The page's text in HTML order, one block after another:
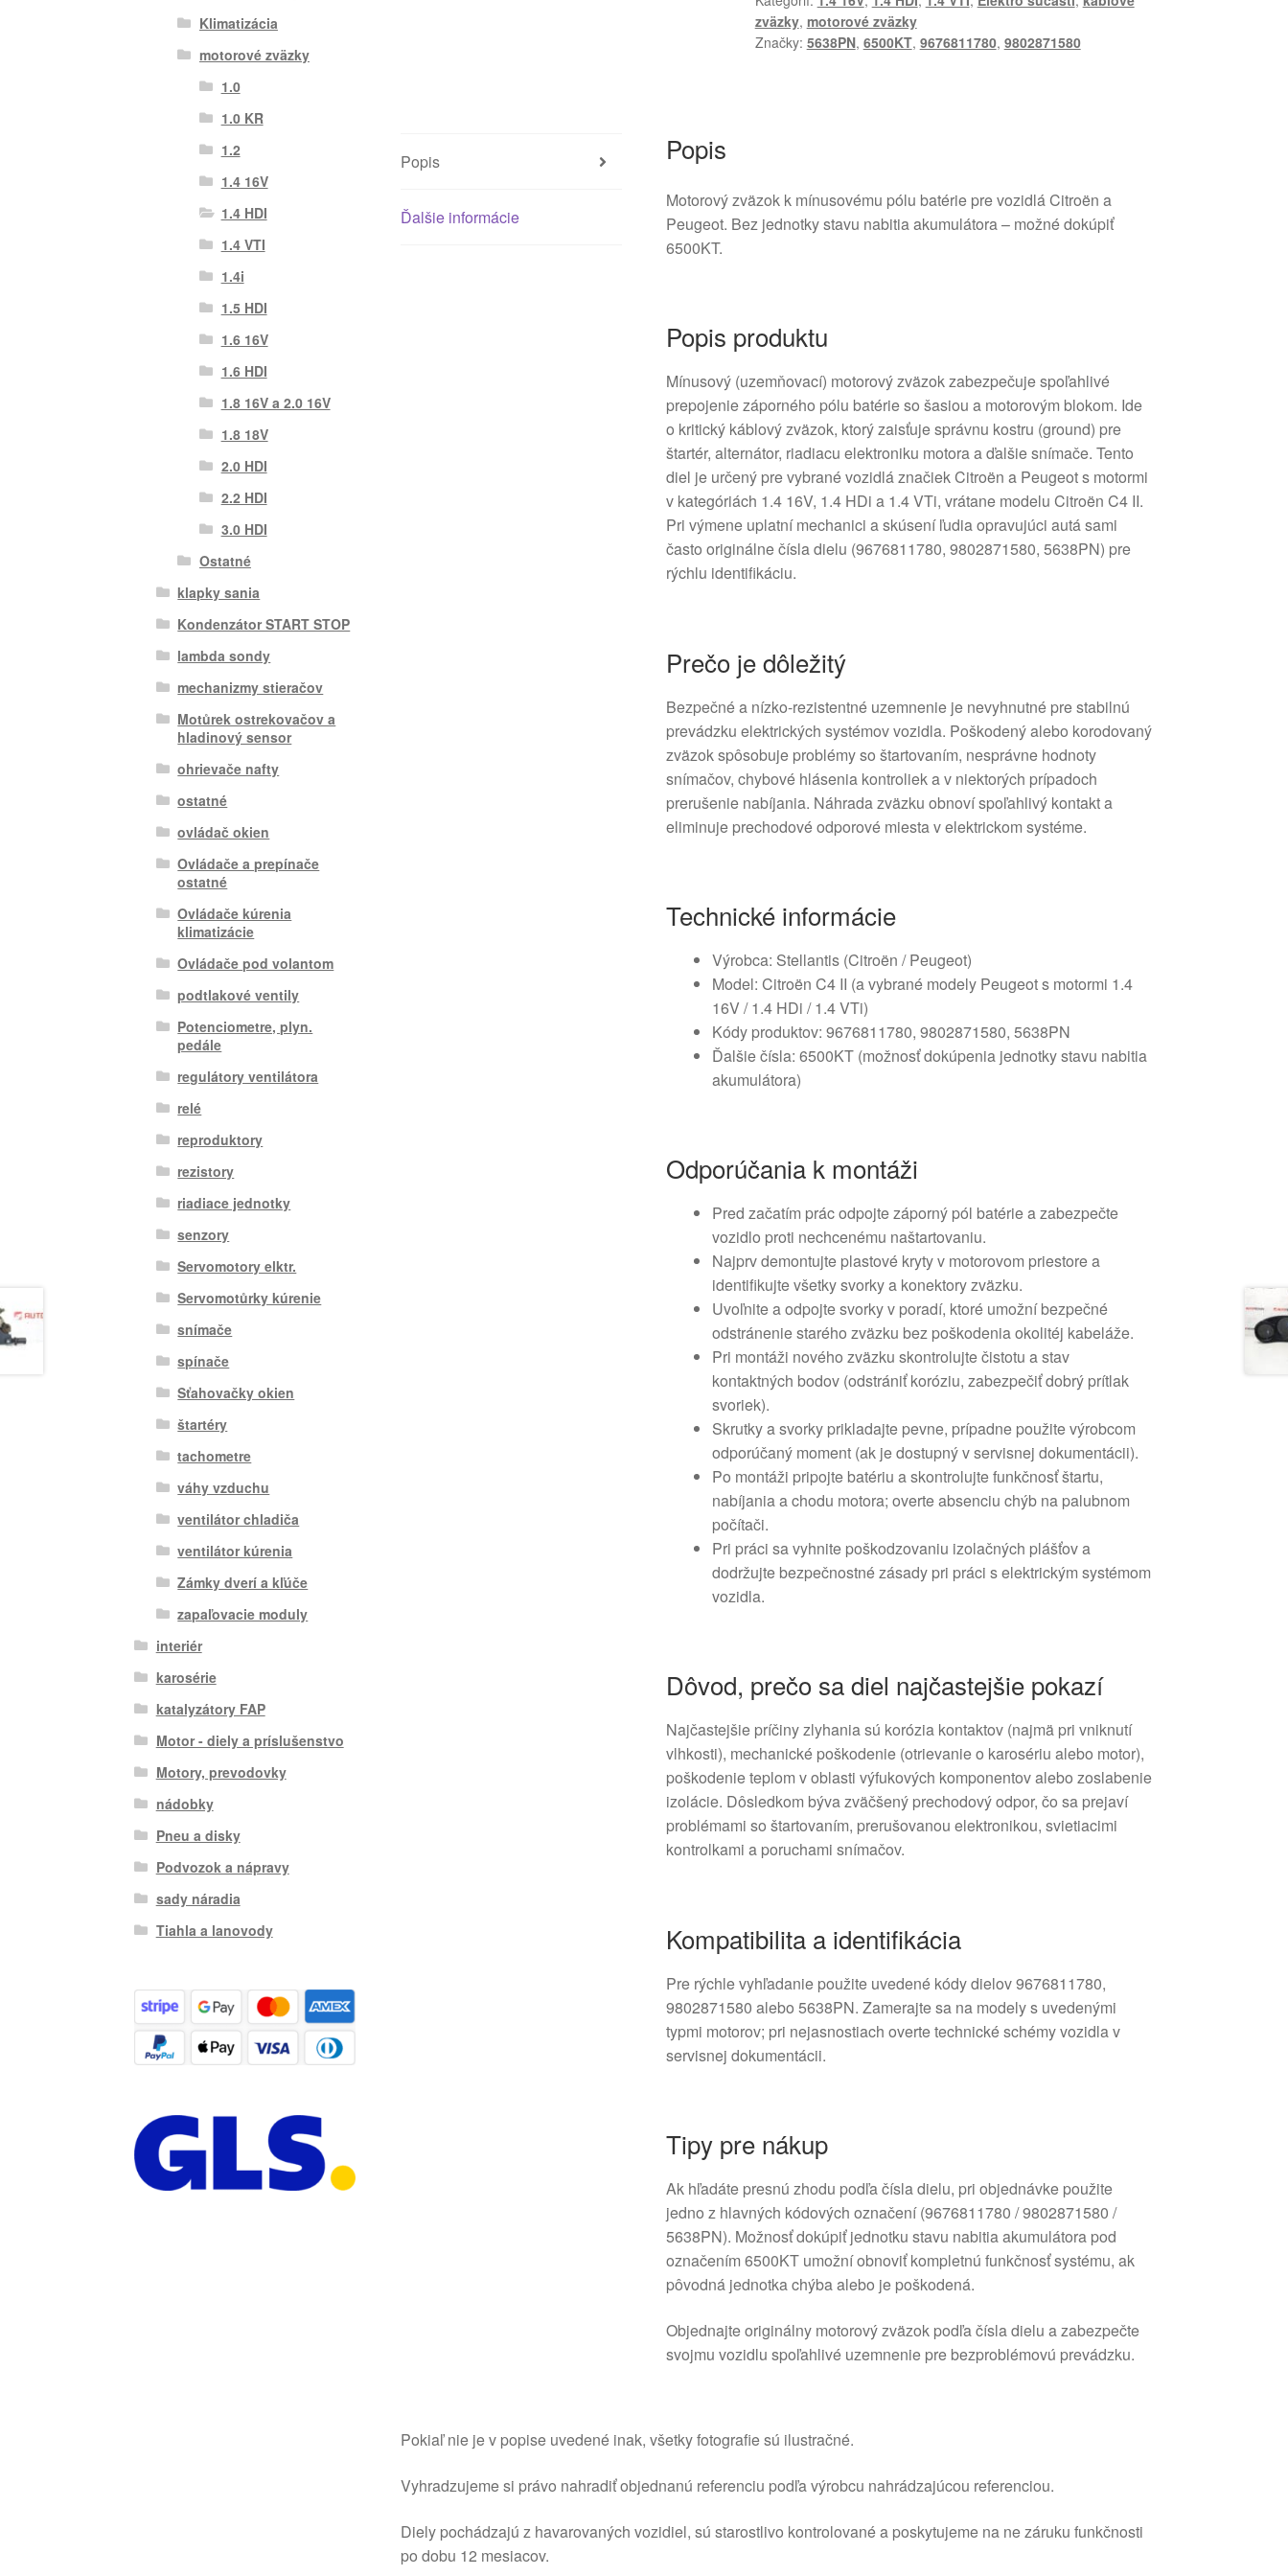
9802871580
5638PN
zväzky, motorové zväzky
Značky: 5638PN, 6500KT, 9676811780, 9802871580
Popis
Ďalšie informácie
Popis
Motorový zväzok k mínusovému pólu batérie pre vozidlá Citroën a
Peugeot. Bez jednotky stavu nabitia akumulátora – možné dokúpiť
6500KT.
Popis produktu
Mínusový (uzemňovací) motorový zväzok zabezpečuje spoľahlivé
prepojenie záporného pólu batérie so šasiou a motorovým blokom. Ide
o kritický káblový zväzok, ktorý zaisťuje správnu kostru (ground) pre
štartér, alternátor, riadiacu elektroniku motora a ďalšie snímače. Tento
diel je určený pre vybrané vozidlá značiek Citroën a Peugeot s motormi
v kategóriách 1.4 16V, 1.4 HDi a 1.4 VTi, vrátane modelu Citroën C4 II.
Pri výmene uplatní mechanici a skúsení ľudia opravujúci autá sami
často originálne čísla dielu (9676811780, 9802871580, 5638PN) pre
rýchlu identifikáciu.
Prečo je dôležitý
Bezpečné a nízko-rezistentné uzemnenie je nevyhnutné pre stabilnú
prevádzku elektrických systémov vozidla. Poškodený alebo korodovaný
zväzok spôsobuje problémy so štartovaním, nesprávne hodnoty
snímačov, chybové hlásenia kontroliek a v niektorých prípadoch
prerušenie nabíjania. Náhrada zväzku obnoví spoľahlivý kontakt a
eliminuje prechodové odporové miesta v elektrickom systéme.
Technické informácie
Výrobca: Stellantis (Citroën / Peugeot)
Model: Citroën C4 II (a vybrané modely Peugeot s motormi 1.4
16V / 1.4 HDi / 1.4 VTi)
Kódy produktov: 9676811780, 9802871580, 5638PN
Ďalšie čísla: 6500KT (možnosť dokúpenia jednotky stavu nabitia
akumulátora)
Odporúčania k montáži
Pred začatím prác odpojte záporný pól batérie a zabezpečte
vozidlo proti nechcenému naštartovaniu.
Najprv demontujte plastové kryty v motorovom priestore a
identifikujte všetky svorky a konektory zväzku.
Uvoľnite a odpojte svorky v poradí, ktoré umožní bezpečné
odstránenie starého zväzku bez poškodenia okolitéj kabeláže.
Pri montáži nového zväzku skontrolujte čistotu a stav
kontaktných bodov (odstrániť koróziu, zabezpečiť dobrý prítlak
svoriek).
Skrutky a svorky prikladajte pevne, prípadne použite výrobcom
odporúčaný moment (ak je dostupný v servisnej dokumentácii).
Po montáži pripojte batériu a skontrolujte funkčnosť štartu,
nabíjania a chodu motora; overte absenciu chýb na palubnom
počítači.
Pri práci sa vyhnite poškodzovaniu izolačných plášťov a
dodržujte bezpečnostné zásady pri práci s elektrickým systémom
vozidla.
Dôvod, prečo sa diel najčastejšie pokazí
Najčastejšie príčiny zlyhania sú korózia kontaktov (najmä pri vniknutí
vlhkosti), mechanické poškodenie (otrievanie o karosériu alebo motor),
poškodenie teplom v oblasti výfukových komponentov alebo zoslabenie
izolácie. Dôsledkom býva zväčšený prechodový odpor, čo sa prejaví
problémami so štartovaním, prerušovanou elektronikou, svietiacimi
kontrolkami a poruchami snímačov.
Kompatibilita a identifikácia
Pre rýchle vyhľadanie použite uvedené kódy dielov 9676811780,
9802871580 alebo 5638PN. Zamerajte sa na modely s uvedenými
typmi motorov; pri nejasnostiach overte technické schémy vozidla v
servisnej dokumentácii.
Tipy pre nákup
Ak hľadáte presnú zhodu podľa čísla dielu, pri objednávke použite
jedno z hlavných kódových označení (9676811780 / 9802871580 /
5638PN). Možnosť dokúpiť jednotku stavu nabitia akumulátora pod
označením 6500KT umožní obnoviť kompletnú funkčnosť systému, ak
pôvodná jednotka chýba alebo je poškodená.
Objednajte originálny motorový zväzok podľa čísla dielu a zabezpečte
svojmu vozidlu spoľahlivé uzemnenie pre bezproblémovú prevádzku.
Pokiaľ nie je v popise uvedené inak, všetky fotografie sú ilustračné.
Vyhradzujeme si právo nahradiť objednanú referenciu podľa výrobcu nahrádzajúcou referenciou.
Diely pochádzajú z havarovaných vozidiel, sú starostlivo kontrolované a poskytujeme na ne záruku funkčnosti
po dobu 12 mesiacov.
Klimatizácia
motorové zväzky
1.0
1.0 KR
1.2
1.4 16V
1.4 HDI
1.4 VTI
1.4i
1.5 HDI
1.6 16V
1.6 HDI
1.8 16V a 2.0 16V
1.8 18V
2.0 HDI
2.2 HDI
3.0 HDI
Ostatné
klapky sania
Kondenzátor START STOP
lambda sondy
mechanizmy stieračov
Motůrek ostrekovačov a
hladinový sensor
ohrievače nafty
ostatné
ovládač okien
Ovládače a prepínače
ostatné
Ovládače kúrenia
klimatizácie
Ovládače pod volantom
podtlakové ventily
Potenciometre, plyn.
pedále
regulátory ventilátora
relé
reproduktory
rezistory
riadiace jednotky
senzory
Servomotory elktr.
Servomotůrky kúrenie
snímače
spínače
Sťahovačky okien
štartéry
tachometre
váhy vzduchu
ventilátor chladiča
ventilátor kúrenia
Zámky dverí a kľúče
zapaľovacie moduly
interiér
karosérie
katalyzátory FAP
Motor - diely a príslušenstvo
Motory, prevodovky
nádobky
Pneu a disky
Podvozok a nápravy
sady náradia
Tiahla a lanovody